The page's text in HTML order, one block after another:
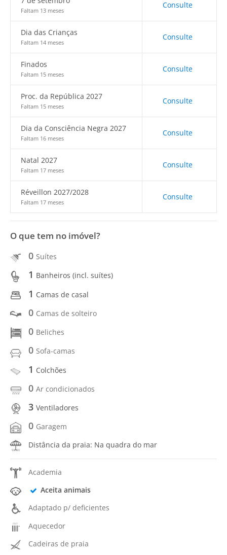
Faltam 13 meses
Consulte
Dia das Crianças
Faltam 14 meses
Consulte
Finados
Faltam 15 meses
Consulte
Proc. da República 2027
Faltam 15 meses
Consulte
Dia da Consciência Negra 2027
Faltam 16 meses
Consulte
Natal 2027
Faltam 17 meses
Consulte
Réveillon 2027/2028
Faltam 17 meses
Consulte
O que tem no imóvel?
0 Suítes
1 Banheiros (incl. suítes)
1 Camas de casal
0 Camas de solteiro
0 Beliches
0 Sofa-camas
1 Colchões
0 Ar condicionados
3 Ventiladores
0 Garagem
Distância da praia: Na quadra do mar
Academia
Aceita animais
Adaptado p/ deficientes
Aquecedor
Cadeiras de praia